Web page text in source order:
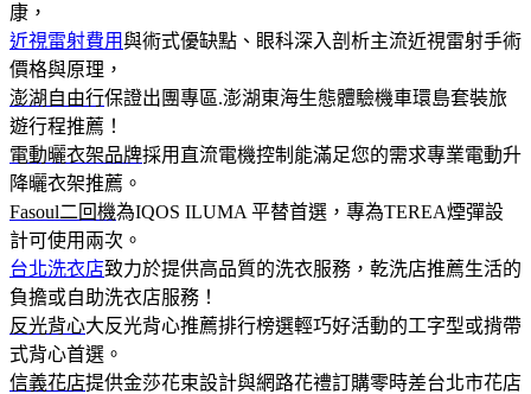
康，
近視雷射費用與術式優缺點、眼科深入剖析主流近視雷射手術
價格與原理，
澎湖自由行保證出團專區.澎湖東海生態體驗機車環島套裝旅
遊行程推薦！
電動曬衣架品牌採用直流電機控制能滿足您的需求專業電動升
降曬衣架推薦。
Fasoul二回機為IQOS ILUMA 平替首選，專為TEREA煙彈設
計可使用兩次。
台北洗衣店致力於提供高品質的洗衣服務，乾洗店推薦生活的
負擔或自助洗衣店服務！
反光背心大反光背心推薦排行榜選輕巧好活動的工字型或揹帶
式背心首選。
信義花店提供金莎花束設計與網路花禮訂購零時差台北市花店